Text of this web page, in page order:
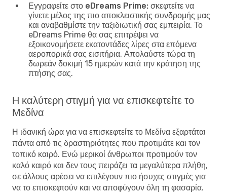
Εγγραφείτε στο eDreams Prime: σκεφτείτε να
γίνετε μέλος της πιο αποκλειστικής συνδρομής μας
και αναβαθμίστε την ταξιδιωτική σας εμπειρία. Το
eDreams Prime θα σας επιτρέψει να
εξοικονομήσετε εκατοντάδες λίρες στα επόμενα
αεροπορικά σας εισιτήρια. Απολαύστε τώρα τη
δωρεάν δοκιμή 15 ημερών κατά την κράτηση της
πτήσης σας.
Η καλύτερη στιγμή για να επισκεφτείτε το
Μεδίνα
Η ιδανική ώρα για να επισκεφτείτε το Μεδίνα εξαρτάται
πάντα από τις δραστηριότητες που προτιμάτε και τον
τοπικό καιρό. Ενώ μερικοί άνθρωποι προτιμούν τον
καλό καιρό και δεν τους πειράζει τα μεγαλύτερα πλήθη,
σε άλλους αρέσει να επιλέγουν πιο ήσυχες στιγμές για
να το επισκεφτούν και να αποφύγουν όλη τη φασαρία.